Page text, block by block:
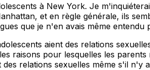
à New York. Je
et en règle générale, ils
que je n'en avais même entendu
aient des relations
raisons pour lesquelles les
relations sexuelles même s'il n'y